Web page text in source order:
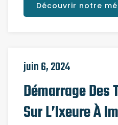
Découvrir notre
juin 6, 2024
Démarrage Des
Sur L’Ixeure À